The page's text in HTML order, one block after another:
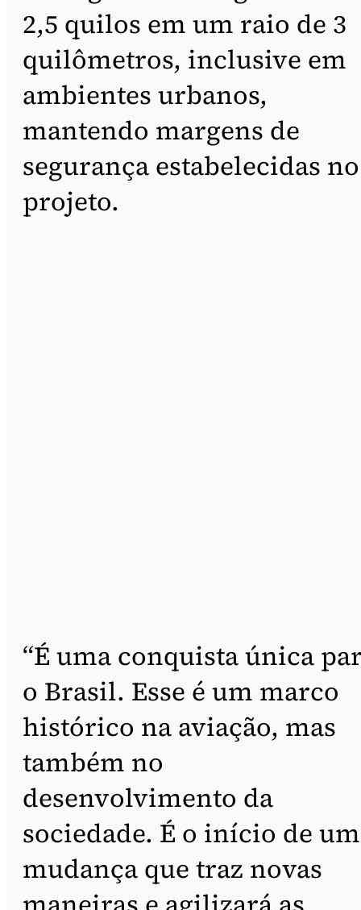
2,5 quilos em um raio de 3
quilômetros, inclusive em
ambientes urbanos,
mantendo margens de
segurança estabelecidas no
projeto.
“É uma conquista única
o Brasil. Esse é um marco
histórico na aviação, mas
também no
desenvolvimento da
sociedade. É o início de
mudança que traz novas